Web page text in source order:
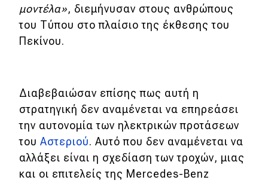
Οδική βοήθεια
DRIVE USED
μοντέλα», διεμήνυσαν στους ανθρώπους
του Τύπου στο πλαίσιο της έκθεσης του
Πεκίνου.
Διαβεβαιώσαν επίσης πως αυτή η
στρατηγική δεν αναμένεται να επηρεάσει
την αυτονομία των ηλεκτρικών προτάσεων
του Αστεριού. Αυτό που δεν αναμένεται να
αλλάξει είναι η σχεδίαση των τροχών, μιας
και οι επιτελείς της Mercedes-Benz